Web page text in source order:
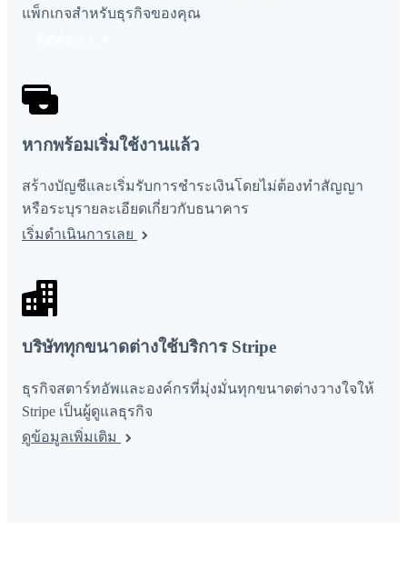
แพ็กเกจสำหรับธุรกิจของคุณ
หากพร้อมเริ่มใช้งานแล้ว
สร้างบัญชีและเริ่มรับการชำระเงินโดยไม่ต้องทำสัญญา
หรือระบุรายละเอียดเกี่ยวกับธนาคาร
เริ่มดำเนินการเลย
บริษัททุกขนาดต่างใช้บริการ Stripe
ธุรกิจสตาร์ทอัพและองค์กรที่มุ่งมั่นทุกขนาดต่างวางใจให้
Stripe เป็นผู้ดูแลธุรกิจ
ดูข้อมูลเพิ่มเติม